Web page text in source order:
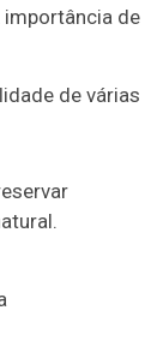
importância de
de várias